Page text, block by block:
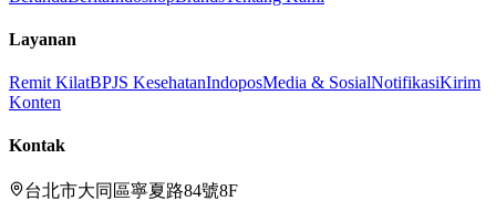
Layanan
Remit KilatBPJS KesehatanIndoposMedia & SosialNotifikasiKirim
Konten
Kontak
台北市大同區寧夏路84號8F